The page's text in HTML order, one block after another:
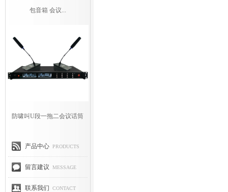
包音箱 会议...
防啸叫U段一拖二会议话筒
产品中心 PRODUCTS
留言建议 MESSAGE
联系我们 CONTACT